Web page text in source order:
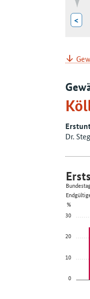
<
Dr.
0
10
20
30
%